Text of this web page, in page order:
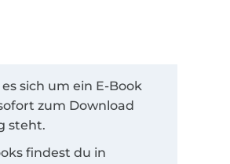
sich um ein E-Book
zum Download
steht.
findest du in